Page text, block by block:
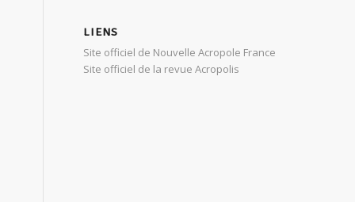
LIENS
Site officiel de Nouvelle Acropole France
Site officiel de la revue Acropolis